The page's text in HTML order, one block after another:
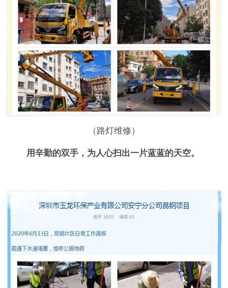
（路灯维修）
用辛勤的双手，为人心扫出一片蓝蓝的天空。